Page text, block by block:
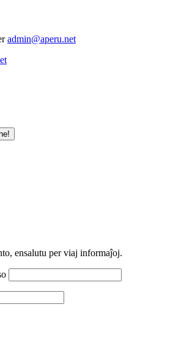
admin@aperu.net
ensalutu per viaj informaĵoj.